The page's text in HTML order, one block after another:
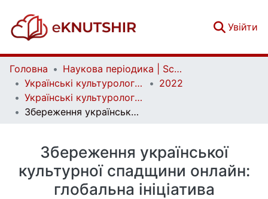
Увійти
Головна
Наукова періодика | Scientific periodicals
Українські культурологічні студії | Ukrainian Cultural Studies
2022
Українські культурологічні студії. № 2 (11)
Збереження української культурної спадщини онлайн: глобальна ініціатива
Збереження української
культурної спадщини онлайн:
глобальна ініціатива